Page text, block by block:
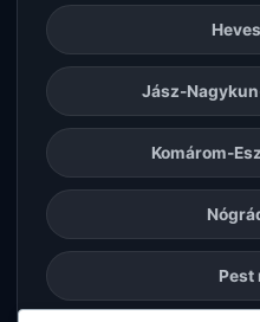
Jász-
Komárom-
Pest